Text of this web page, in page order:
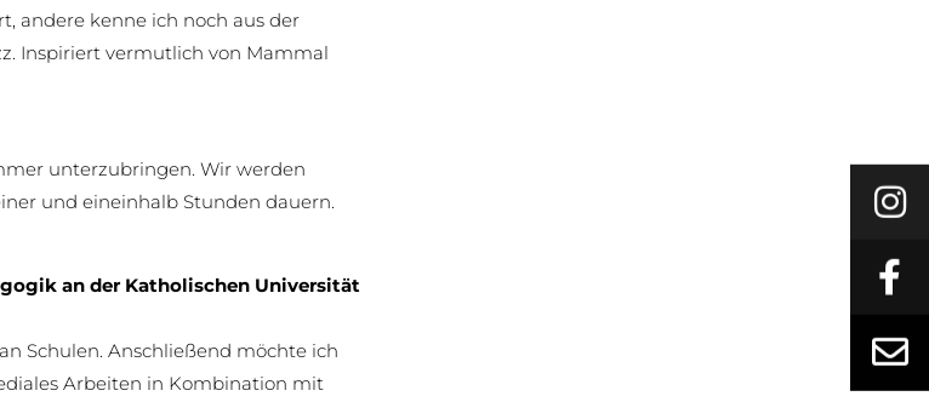
andere kenne ich noch aus der
Inspiriert vermutlich von Mammal
unterzubringen. Wir werden
und eineinhalb Stunden dauern.
an der Katholischen Universität
Schulen. Anschließend möchte ich
Arbeiten in Kombination mit